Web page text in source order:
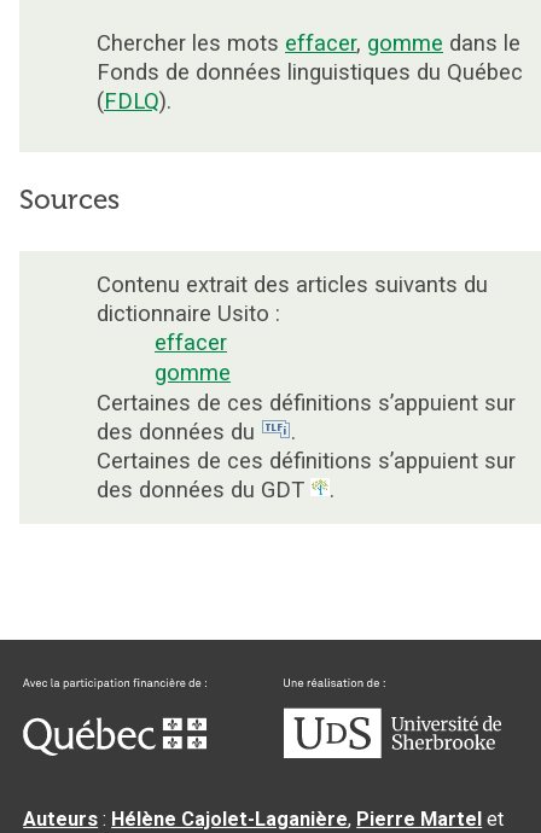
Chercher les mots effacer, gomme dans le
Fonds de données linguistiques du Québec
(FDLQ).
Sources
Contenu extrait des articles suivants du
dictionnaire Usito :
effacer
gomme
Certaines de ces définitions s’appuient sur
des données du
.
Certaines de ces définitions s’appuient sur
des données du GDT
.
Auteurs : Hélène Cajolet-Laganière, Pierre Martel et